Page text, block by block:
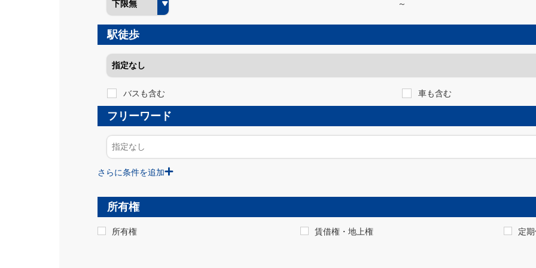
～
駅徒歩
バスも含む 車も含む
フリーワード
さらに条件を追加
所有権
所有権 賃借権・地上権 定